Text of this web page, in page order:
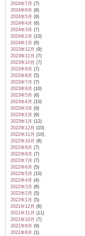
2024年7月 (7)
2024年6月 (8)
2024年5月 (9)
2024年4月 (8)
2024年3月 (7)
2024年2月 (10)
2024年1月 (6)
2023年12月 (9)
2023年11月 (7)
2023年10月 (7)
2023年9月 (7)
2023年8月 (5)
2023年7月 (7)
2023年6月 (10)
2023年5月 (6)
2023年4月 (10)
2023年3月 (9)
2023年2月 (9)
2023年1月 (12)
2022年12月 (10)
2022年11月 (10)
2022年10月 (8)
2022年9月 (7)
2022年8月 (7)
2022年7月 (7)
2022年6月 (5)
2022年5月 (10)
2022年4月 (4)
2022年3月 (8)
2022年2月 (5)
2022年1月 (5)
2021年12月 (6)
2021年11月 (11)
2021年10月 (7)
2021年9月 (9)
2021年8月 (1)